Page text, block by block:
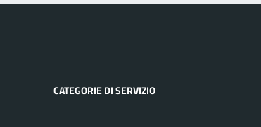
CATEGORIE DI SERVIZIO